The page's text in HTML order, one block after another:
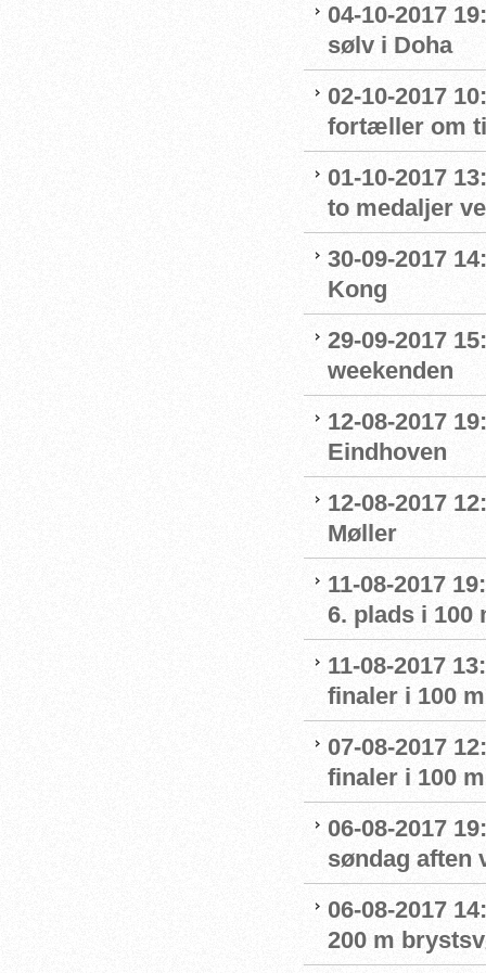
04-10-2017
sølv i Doha
02-10-2017
fortæller om
01-10-2017
to medaljer
30-09-2017
Kong
29-09-2017
weekenden
12-08-2017
Eindhoven
12-08-2017
Møller
11-08-2017
6. plads i 100
11-08-2017
finaler i 100
07-08-2017
finaler i 100
06-08-2017
søndag aften
06-08-2017
200 m